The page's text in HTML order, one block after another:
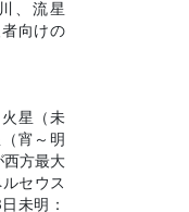
、流星
向けの
星（未
宵～明
方最大
セウス
未明：